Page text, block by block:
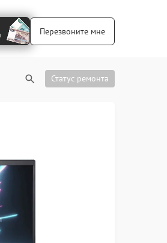
Перезвоните мне
Статус ремонта